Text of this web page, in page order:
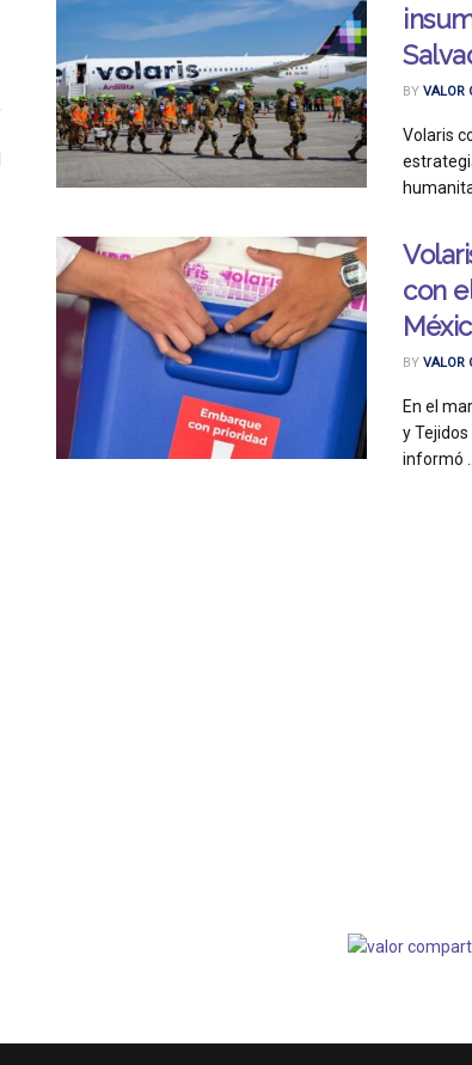
BY VALOR
Volaris
con
BY VALOR
En el
y
informó ...